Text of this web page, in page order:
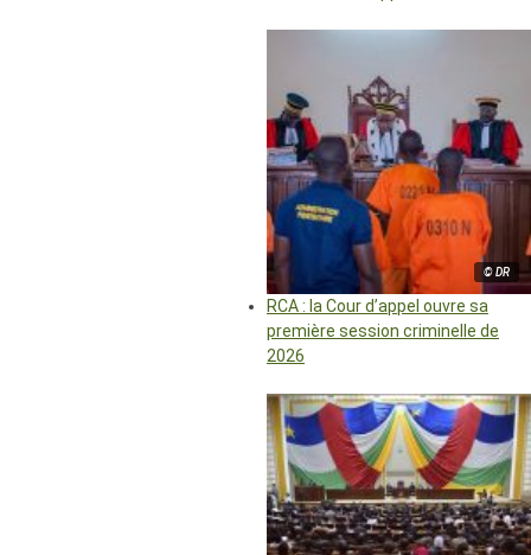
© DR
RCA : la Cour d’appel ouvre sa
première session criminelle de
2026